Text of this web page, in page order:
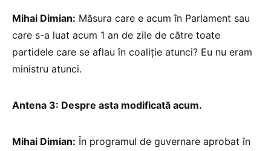
Mihai Dimian: Măsura care e acum în Parlament sau
care s-a luat acum 1 an de zile de către toate
partidele care se aflau în coaliție atunci? Eu nu eram
ministru atunci.
Antena 3: Despre asta modificată acum.
Mihai Dimian: În programul de guvernare aprobat în